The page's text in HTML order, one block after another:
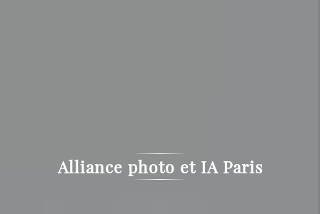
Alliance photo et IA Paris